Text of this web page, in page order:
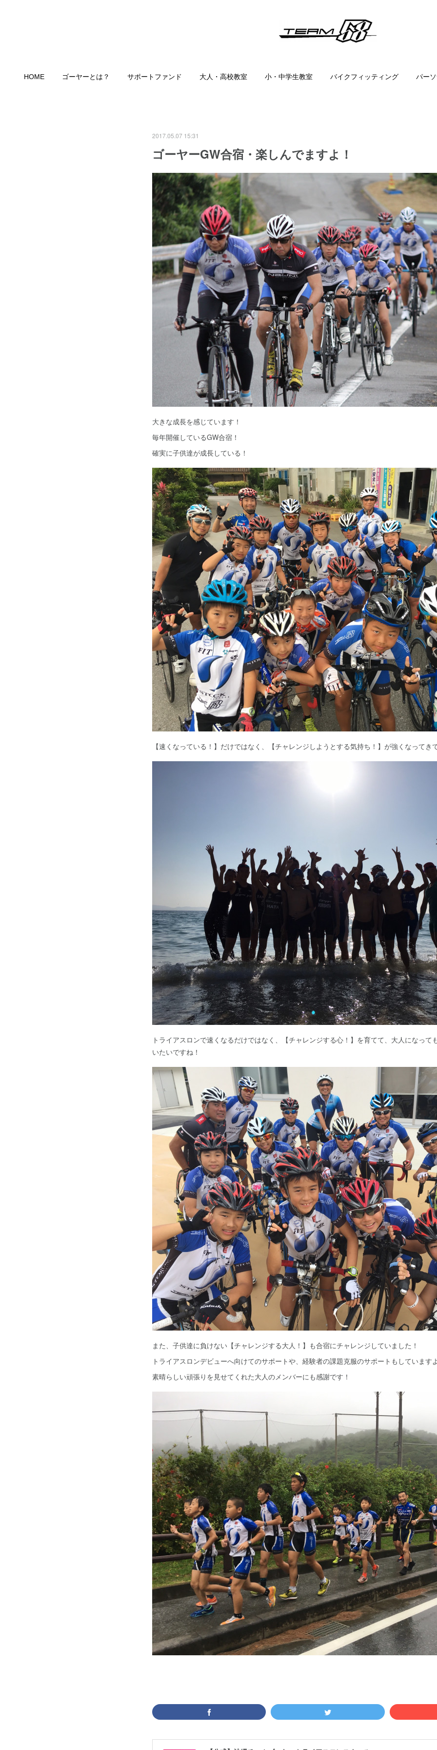
HOME ゴーヤーとは？ サポートファンド 大人・高校教室 小・中学生教室 バイクフィッティング パー
2017.05.07 15:31
ゴーヤーGW合宿・楽しんでますよ！
大きな成長を感じています！
毎年開催しているGW合宿！
確実に子供達が成長している！
【速くなっている！】だけではなく、【チャレンジしようとする気持ち！】が強くなってき
トライアスロンで速くなるだけではなく、【チャレンジする心！】を育てて、大人になって
いたいですね！
また、子供達に負けない【チャレンジする大人！】も合宿にチャレンジしていました！
トライアスロンデビューへ向けてのサポートや、経験者の課題克服のサポートもしています
素晴らしい頑張りを見せてくれた大人のメンバーにも感謝です！